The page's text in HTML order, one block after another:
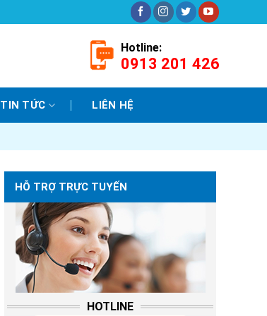
Hotline:
0913 201 426
TIN TỨC LIÊN HỆ
HỖ TRỢ TRỰC TUYẾN
HOTLINE